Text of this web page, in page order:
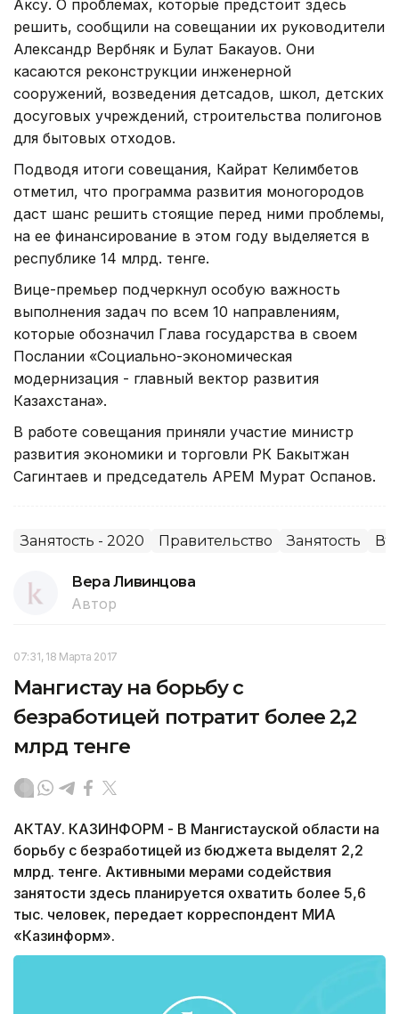
Аксу. О проблемах, которые предстоит здесь
решить, сообщили на совещании их руководители
Александр Вербняк и Булат Бакауов. Они
касаются реконструкции инженерной
сооружений, возведения детсадов, школ, детских
досуговых учреждений, строительства полигонов
для бытовых отходов.
Подводя итоги совещания, Кайрат Келимбетов
отметил, что программа развития моногородов
даст шанс решить стоящие перед ними проблемы,
на ее финансирование в этом году выделяется в
республике 14 млрд. тенге.
Вице-премьер подчеркнул особую важность
выполнения задач по всем 10 направлениям,
которые обозначил Глава государства в своем
Послании «Социально-экономическая
модернизация - главный вектор развития
Казахстана».
В работе совещания приняли участие министр
развития экономики и торговли РК Бакытжан
Сагинтаев и председатель АРЕМ Мурат Оспанов.
Занятость - 2020 Правительство Занятость
Вера Ливинцова
Автор
07:31, 18 Марта 2017
Мангистау на борьбу с
безработицей потратит более 2,2
млрд тенге
АКТАУ. КАЗИНФОРМ - В Мангистауской области на
борьбу с безработицей из бюджета выделят 2,2
млрд. тенге. Активными мерами содействия
занятости здесь планируется охватить более 5,6
тыс. человек, передает корреспондент МИА
«Казинформ».